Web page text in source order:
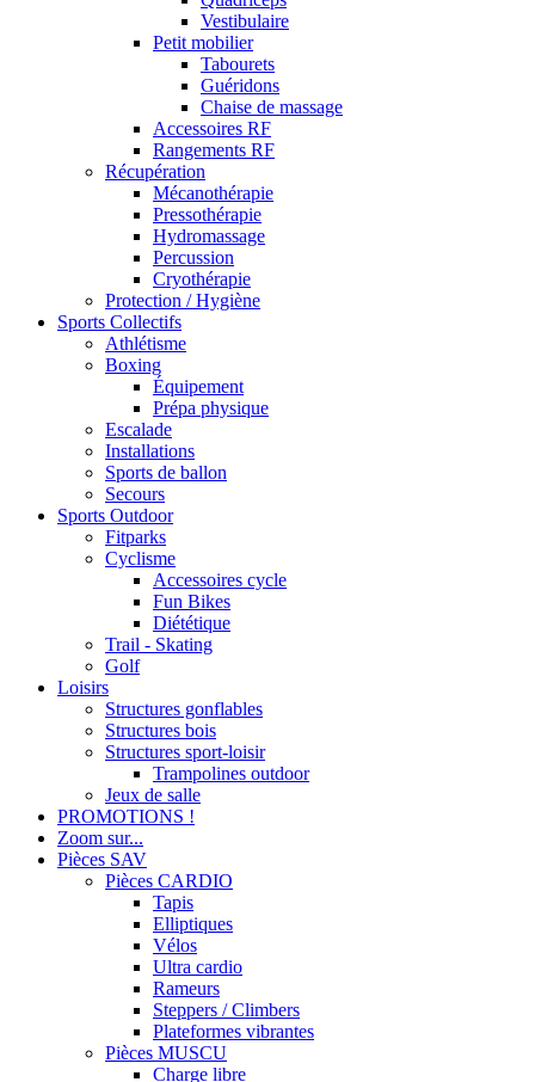
Vestibulaire
Petit mobilier
Tabourets
Guéridons
Chaise de massage
Accessoires RF
Rangements RF
Récupération
Mécanothérapie
Pressothérapie
Hydromassage
Percussion
Cryothérapie
Protection / Hygiène
Sports Collectifs
Athlétisme
Boxing
Équipement
Prépa physique
Escalade
Installations
Sports de ballon
Secours
Sports Outdoor
Fitparks
Cyclisme
Accessoires cycle
Fun Bikes
Diététique
Trail - Skating
Golf
Loisirs
Structures gonflables
Structures bois
Structures sport-loisir
Trampolines outdoor
Jeux de salle
PROMOTIONS !
Zoom sur...
Pièces SAV
Pièces CARDIO
Tapis
Elliptiques
Vélos
Ultra cardio
Rameurs
Steppers / Climbers
Plateformes vibrantes
Pièces MUSCU
Charge libre